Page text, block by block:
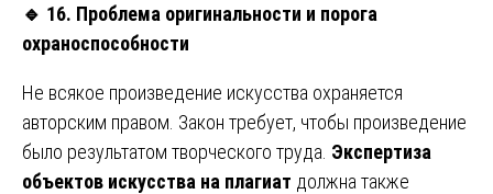
🔹 16. Проблема оригинальности и порога
охраноспособности
Не всякое произведение искусства охраняется
авторским правом. Закон требует, чтобы произведение
было результатом творческого труда. Экспертиза
объектов искусства на плагиат должна также